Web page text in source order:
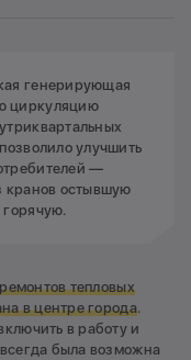
генерирующая
циркуляцию
улучшить
—
кранов остывшую
горячую.
тепловых
в центре города.
в работу и
была возможна